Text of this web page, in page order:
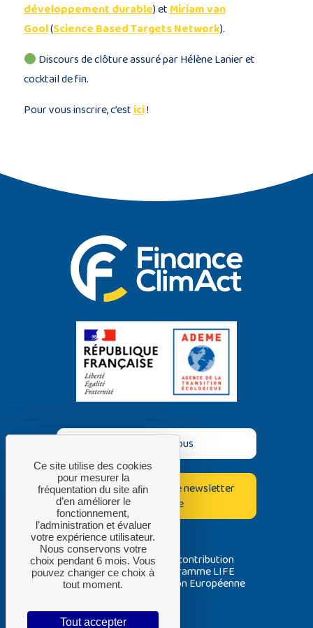
développement durable) et Miriam van
Gool(Science Based Targets Network).
Discours de clôture assuré par Hélène Lanier et
cocktail de fin.
Pour vous inscrire, c’est ici!
Contactez-nous
Inscrivez-vous à notre newsletter
bimestrielle
Avec la contribution
du programme LIFE
de l’Union Européenne
Ce site utilise des cookies
pour mesurer la
fréquentation du site afin
d’en améliorer le
fonctionnement,
l’administration et évaluer
votre expérience utilisateur.
Nous conservons votre
choix pendant 6 mois. Vous
pouvez changer ce choix à
tout moment.
Tout accepter